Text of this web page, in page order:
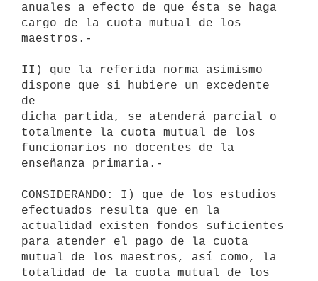
anuales a efecto de que ésta se haga
cargo de la cuota mutual de los
maestros.-
II) que la referida norma asimismo
dispone que si hubiere un excedente
de
dicha partida, se atenderá parcial o
totalmente la cuota mutual de los
funcionarios no docentes de la
enseñanza primaria.-
CONSIDERANDO: I) que de los estudios
efectuados resulta que en la
actualidad existen fondos suficientes
para atender el pago de la cuota
mutual de los maestros, así como, la
totalidad de la cuota mutual de los